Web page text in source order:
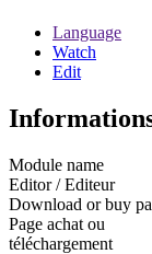
Language
Watch
Edit
Module name
Editor / Editeur
Download or buy
Page achat ou
téléchargement